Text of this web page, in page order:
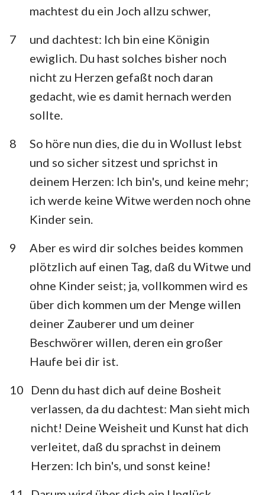
8
9 10 11 12 13
15
16 17
22
23 24 25 26 27
29
30 31 32 33 34
35
36
37 38 39 40 41
42
43
44 45 46 47 48
machtest du ein Joch allzu schwer,
7
und dachtest: Ich bin eine Königin
ewiglich. Du hast solches bisher noch
nicht zu Herzen gefaßt noch daran
gedacht, wie es damit hernach werden
sollte.
8
So höre nun dies, die du in Wollust lebst
und so sicher sitzest und sprichst in
deinem Herzen: Ich bin's, und keine mehr;
ich werde keine Witwe werden noch ohne
Kinder sein.
9
Aber es wird dir solches beides kommen
plötzlich auf einen Tag, daß du Witwe und
ohne Kinder seist; ja, vollkommen wird es
über dich kommen um der Menge willen
deiner Zauberer und um deiner
Beschwörer willen, deren ein großer
Haufe bei dir ist.
10
Denn du hast dich auf deine Bosheit
verlassen, da du dachtest: Man sieht mich
nicht! Deine Weisheit und Kunst hat dich
verleitet, daß du sprachst in deinem
Herzen: Ich bin's, und sonst keine!